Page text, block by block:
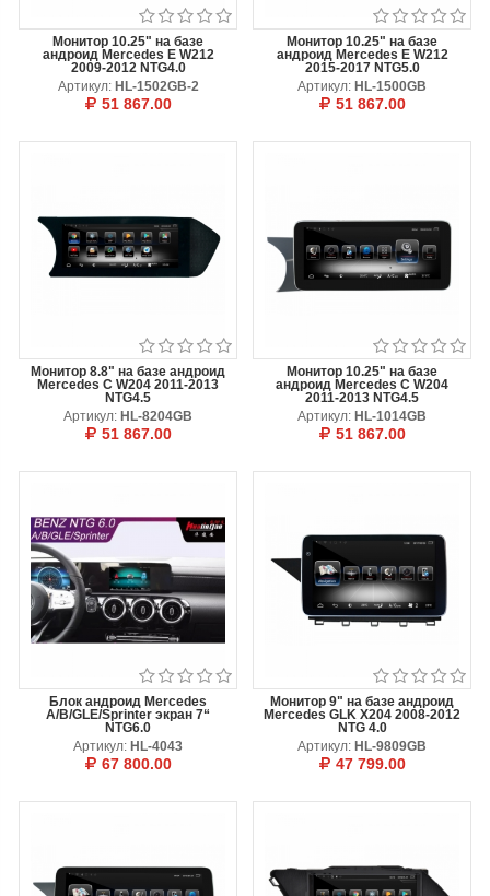
Монитор 10.25" на базе
андроид Mercedes E W212
2009-2012 NTG4.0
Артикул: HL-1502GB-2
51 867.00
Монитор 10.25" на базе
андроид Mercedes E W212
2015-2017 NTG5.0
Артикул: HL-1500GB
51 867.00
Монитор 8.8" на базе андроид
Mercedes C W204 2011-2013
NTG4.5
Артикул: HL-8204GB
51 867.00
Монитор 10.25" на базе
андроид Mercedes C W204
2011-2013 NTG4.5
Артикул: HL-1014GB
51 867.00
Блок андроид Mercedes
A/B/GLE/Sprinter экран 7“
NTG6.0
Артикул: HL-4043
67 800.00
Монитор 9" на базе андроид
Mercedes GLK X204 2008-2012
NTG 4.0
Артикул: HL-9809GB
47 799.00